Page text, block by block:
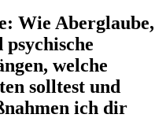
Wie Aberglaube,
welche⁣
solltest und
ich⁤ dir